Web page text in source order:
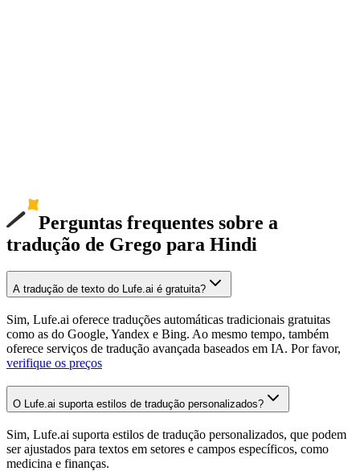
Perguntas frequentes sobre a
tradução de Grego para Hindi
A tradução de texto do Lufe.ai é gratuita?
Sim, Lufe.ai oferece traduções automáticas tradicionais gratuitas
como as do Google, Yandex e Bing. Ao mesmo tempo, também
oferece serviços de tradução avançada baseados em IA. Por favor,
verifique os preços
O Lufe.ai suporta estilos de tradução personalizados?
Sim, Lufe.ai suporta estilos de tradução personalizados, que podem
ser ajustados para textos em setores e campos específicos, como
medicina e finanças.